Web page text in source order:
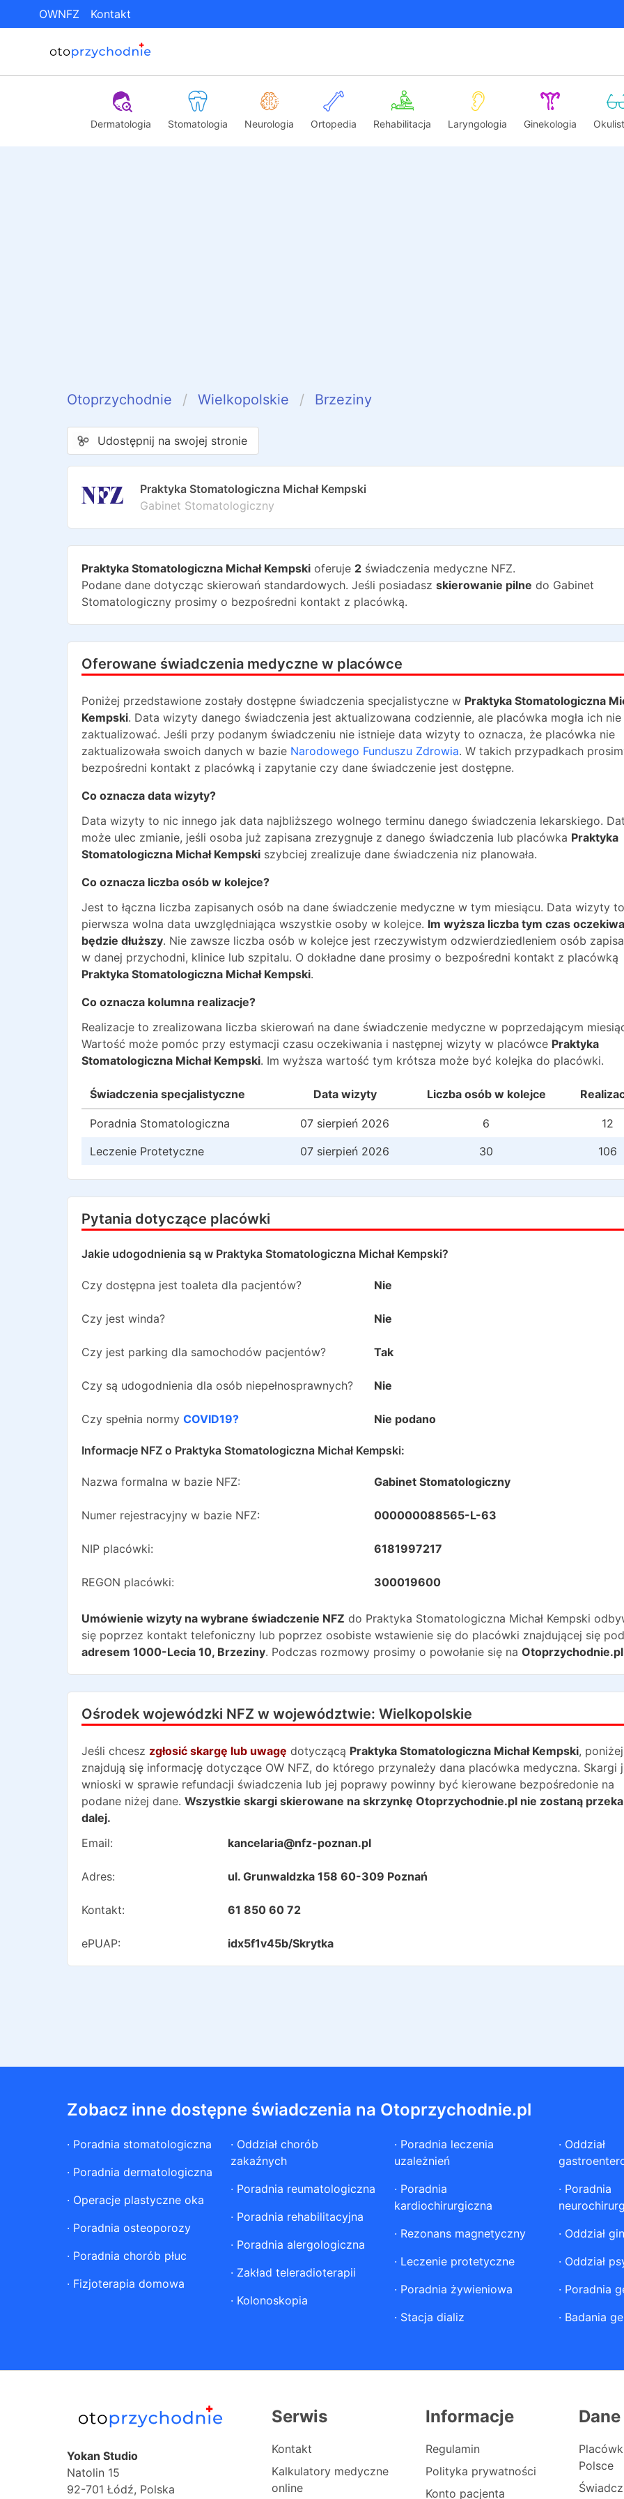
OWNFZ Kontakt
Dermatologia Stomatologia Neurologia Ortopedia Rehabilitacja Laryngologia Ginekologia
Otoprzychodnie Wielkopolskie Brzeziny
Udostępnij na swojej stronie
Praktyka Stomatologiczna Michał Kempski
Gabinet Stomatologiczny
Praktyka Stomatologiczna Michał Kempski oferuje 2 świadczenia medyczne NFZ.
Podane dane dotycząc skierowań standardowych. Jeśli posiadasz skierowanie pilne do Gabinet
Stomatologiczny prosimy o bezpośredni kontakt z placówką.
Oferowane świadczenia medyczne w placówce
Poniżej przedstawione zostały dostępne świadczenia specjalistyczne w Praktyka Stomatologiczna
Kempski. Data wizyty danego świadczenia jest aktualizowana codziennie, ale placówka mogła ich nie
zaktualizować. Jeśli przy podanym świadczeniu nie istnieje data wizyty to oznacza, że placówka nie
zaktualizowała swoich danych w bazie Narodowego Funduszu Zdrowia. W takich przypadkach
bezpośredni kontakt z placówką i zapytanie czy dane świadczenie jest dostępne.
Co oznacza data wizyty?
Data wizyty to nic innego jak data najbliższego wolnego terminu danego świadczenia lekarskiego.
może ulec zmianie, jeśli osoba już zapisana zrezygnuje z danego świadczenia lub placówka Praktyka
Stomatologiczna Michał Kempski szybciej zrealizuje dane świadczenia niz planowała.
Co oznacza liczba osób w kolejce?
Jest to łączna liczba zapisanych osób na dane świadczenie medyczne w tym miesiącu. Data wizyty to
pierwsza wolna data uwzględniająca wszystkie osoby w kolejce. Im wyższa liczba tym czas
będzie dłuższy. Nie zawsze liczba osób w kolejce jest rzeczywistym odzwierdziedleniem osób
w danej przychodni, klinice lub szpitalu. O dokładne dane prosimy o bezpośredni kontakt z placówką
Praktyka Stomatologiczna Michał Kempski.
Co oznacza kolumna realizacje?
Realizacje to zrealizowana liczba skierowań na dane świadczenie medyczne w poprzedającym
Wartość może pomóc przy estymacji czasu oczekiwania i następnej wizyty w placówce Praktyka
Stomatologiczna Michał Kempski. Im wyższa wartość tym krótsza może być kolejka do placówki.
Świadczenia specjalistyczne Data wizyty Liczba osób w kolejce
Poradnia Stomatologiczna 07 sierpień 2026 6
12
Leczenie Protetyczne
07 sierpień 2026 30 106
Pytania dotyczące placówki
Jakie udogodnienia są w Praktyka Stomatologiczna Michał Kempski?
Czy dostępna jest toaleta dla pacjentów? Nie
Czy jest winda? Nie
Czy jest parking dla samochodów pacjentów? Tak
Czy są udogodnienia dla osób niepełnosprawnych? Nie
Czy spełnia normy COVID19? Nie podano
Informacje NFZ o Praktyka Stomatologiczna Michał Kempski:
Nazwa formalna w bazie NFZ: Gabinet Stomatologiczny
Numer rejestracyjny w bazie NFZ: 000000088565-L-63
NIP placówki: 6181997217
REGON placówki: 300019600
Umówienie wizyty na wybrane świadczenie NFZ do Praktyka Stomatologiczna Michał Kempski
się poprzez kontakt telefoniczny lub poprzez osobiste wstawienie się do placówki znajdującej się pod
adresem 1000-Lecia 10, Brzeziny. Podczas rozmowy prosimy o powołanie się na Otoprzychodnie.pl
Ośrodek wojewódzki NFZ w województwie: Wielkopolskie
Jeśli chcesz zgłosić skargę lub uwagę dotyczącą Praktyka Stomatologiczna Michał Kempski, poniżej
znajdują się informację dotyczące OW NFZ, do którego przynależy dana placówka medyczna. Skargi
wnioski w sprawie refundacji świadczenia lub jej poprawy powinny być kierowane bezpośredonie na
podane niżej dane. Wszystkie skargi skierowane na skrzynkę Otoprzychodnie.pl nie zostaną
dalej.
Email:
kancelaria@nfz-poznan.pl
Adres: ul. Grunwaldzka 158 60-309 Poznań
Kontakt: 61 850 60 72
ePUAP: idx5f1v45b/Skrytka
Zobacz inne dostępne świadczenia na Otoprzychodnie.pl
· Poradnia stomatologiczna
· Poradnia dermatologiczna
· Operacje plastyczne oka
· Poradnia osteoporozy
· Poradnia chorób płuc
· Fizjoterapia domowa
· Oddział chorób
zakaźnych
· Poradnia reumatologiczna
· Poradnia rehabilitacyjna
· Poradnia alergologiczna
· Zakład teleradioterapii
· Kolonoskopia
· Poradnia leczenia
uzależnień
· Poradnia
kardiochirurgiczna
· Rezonans magnetyczny
· Leczenie protetyczne
· Poradnia żywieniowa
· Stacja dializ
· Oddział
· Poradnia
· Oddział
· Oddział
· Poradnia
· Badania
Yokan Studio
Natolin 15
92-701 Łódź, Polska
Serwis
Kontakt
Kalkulatory medyczne
online
Informacje
Regulamin
Polityka prywatności
Konto pacjenta
Dane
Polsce